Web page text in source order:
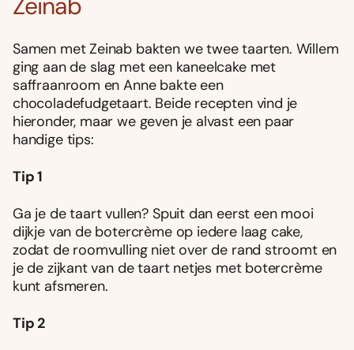
Samen met Zeinab bakten we twee taarten. Willem
ging aan de slag met een kaneelcake met
saffraanroom en Anne bakte een
chocoladefudgetaart. Beide recepten vind je
hieronder, maar we geven je alvast een paar
handige tips:
Tip 1
Ga je de taart vullen? Spuit dan eerst een mooi
dijkje van de botercrème op iedere laag cake,
zodat de roomvulling niet over de rand stroomt en
je de zijkant van de taart netjes met botercrème
kunt afsmeren.
Tip 2